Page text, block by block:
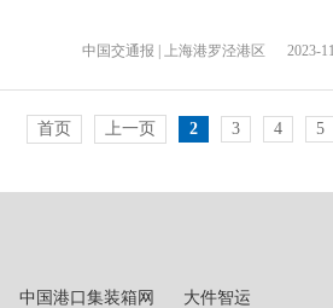
中国交通报 | 上海港罗泾港区 2023-
首页 上一页 2 3 4 5
中国港口集装箱网
大件智运